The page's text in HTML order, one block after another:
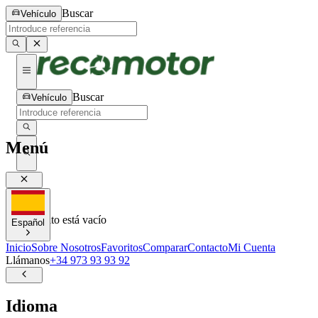
Vehículo Buscar
Vehículo Buscar
0
Tu carrito está vacío
Menú
Español
InicioSobre NosotrosFavoritosCompararContactoMi Cuenta
Llámanos+34 973 93 93 92
Idioma